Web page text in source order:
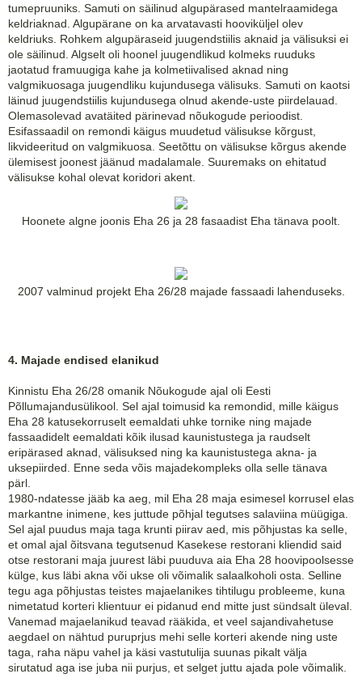
tumepruuniks. Samuti on säilinud algupärased mantelraamidega
keldriaknad. Algupärane on ka arvatavasti hooviküljel olev
keldriuks. Rohkem algupäraseid juugendstiilis aknaid ja välisuksi ei
ole säilinud. Algselt oli hoonel juugendlikud kolmeks ruuduks
jaotatud framuugiga kahe ja kolmetiivalised aknad ning
valgmikuosaga juugendliku kujundusega välisuks. Samuti on kaotsi
läinud juugendstiilis kujundusega olnud akende-uste piirdelauad.
Olemasolevad avatäited pärinevad nõukogude perioodist.
Esifassaadil on remondi käigus muudetud välisukse kõrgust,
likvideeritud on valgmikuosa. Seetõttu on välisukse kõrgus akende
ülemisest joonest jäänud madalamale. Suuremaks on ehitatud
välisukse kohal olevat koridori akent.
Hoonete algne joonis Eha 26 ja 28 fasaadist Eha tänava poolt.
2007 valminud projekt Eha 26/28 majade fassaadi lahenduseks.
4. Majade endised elanikud
Kinnistu Eha 26/28 omanik Nõukogude ajal oli Eesti
Põllumajandusülikool. Sel ajal toimusid ka remondid, mille käigus
Eha 28 katusekorruselt eemaldati uhke tornike ning majade
fassaadidelt eemaldati kõik ilusad kaunistustega ja raudselt
eripärased aknad, välisuksed ning ka kaunistustega akna- ja
uksepiirded. Enne seda võis majadekompleks olla selle tänava
pärl.
1980-ndatesse jääb ka aeg, mil Eha 28 maja esimesel korrusel elas
markantne inimene, kes juttude põhjal tegutses salaviina müügiga.
Sel ajal puudus maja taga krunti piirav aed, mis põhjustas ka selle,
et omal ajal õitsvana tegutsenud Kasekese restorani kliendid said
otse restorani maja juurest läbi puuduva aia Eha 28 hoovipoolsesse
külge, kus läbi akna või ukse oli võimalik salaalkoholi osta. Selline
tegu aga põhjustas teistes majaelanikes tihtilugu probleeme, kuna
nimetatud korteri klientuur ei pidanud end mitte just sündsalt üleval.
Vanemad majaelanikud teavad rääkida, et veel sajandivahetuse
aegdael on nähtud puruprjus mehi selle korteri akende ning uste
taga, raha näpu vahel ja käsi vastutulija suunas pikalt välja
sirutatud aga ise juba nii purjus, et selget juttu ajada pole võimalik.